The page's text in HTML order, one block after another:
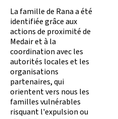
La famille de Rana a été
identifiée grâce aux
actions de proximité de
Medair et à la
coordination avec les
autorités locales et les
organisations
partenaires, qui
orientent vers nous les
familles vulnérables
risquant l'expulsion ou